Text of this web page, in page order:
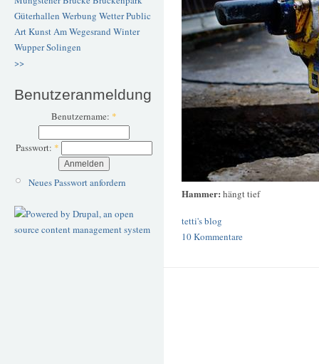
Güterhallen Werbung WetterPublic
ArtKunstAm Wegesrand Winter
WupperSolingen
>>
Benutzeranmeldung
Benutzername: *
Passwort: *
Neues Passwort anfordern
Hammer: hängt tief
tetti's blog
10 Kommentare